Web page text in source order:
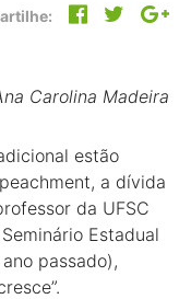
Carolina Madeira
estão
a dívida
da UFSC
Estadual
passado),